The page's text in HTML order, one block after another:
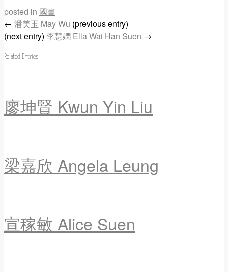
posted in 國畫
← 潘美玉 May Wu (previous entry)
(next entry) 李慧嫻 Ella Wai Han Suen →
Related Entries
廖坤賢 Kwun Yin Liu
梁嘉欣 Angela Leung
宣稼敏 Alice Suen